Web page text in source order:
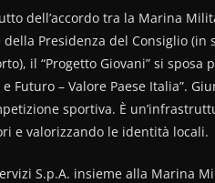
dell’accordo tra la Marina
Presidenza del Consiglio
il “Progetto Giovani” si
Futuro – Valore Paese Italia”.
sportiva. È
e valorizzando le identità locali.
S.p.A. insieme alla Marina